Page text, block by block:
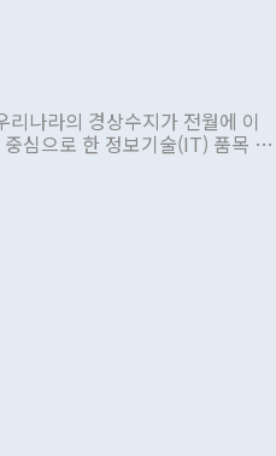
안을 정책으로 추진하겠다고 공
비판을 내놨다. 그동안 정 장
은 여러 번 있지만 대통령과 유
표명한 것은 이례적이다. 정 장
한다는 목소리도 높아지고 있
선(先)비핵화만 되뇌는 것은
을 다할 것"이라고 말했다. 하
나라의 경상수지가 전월에 이
심으로 한 정보기술(IT) 품목 수
섰다. 상품수입은 644억8000만
282.7% 증가했다. IT 품목
유제품(47.5%) ▲화공품